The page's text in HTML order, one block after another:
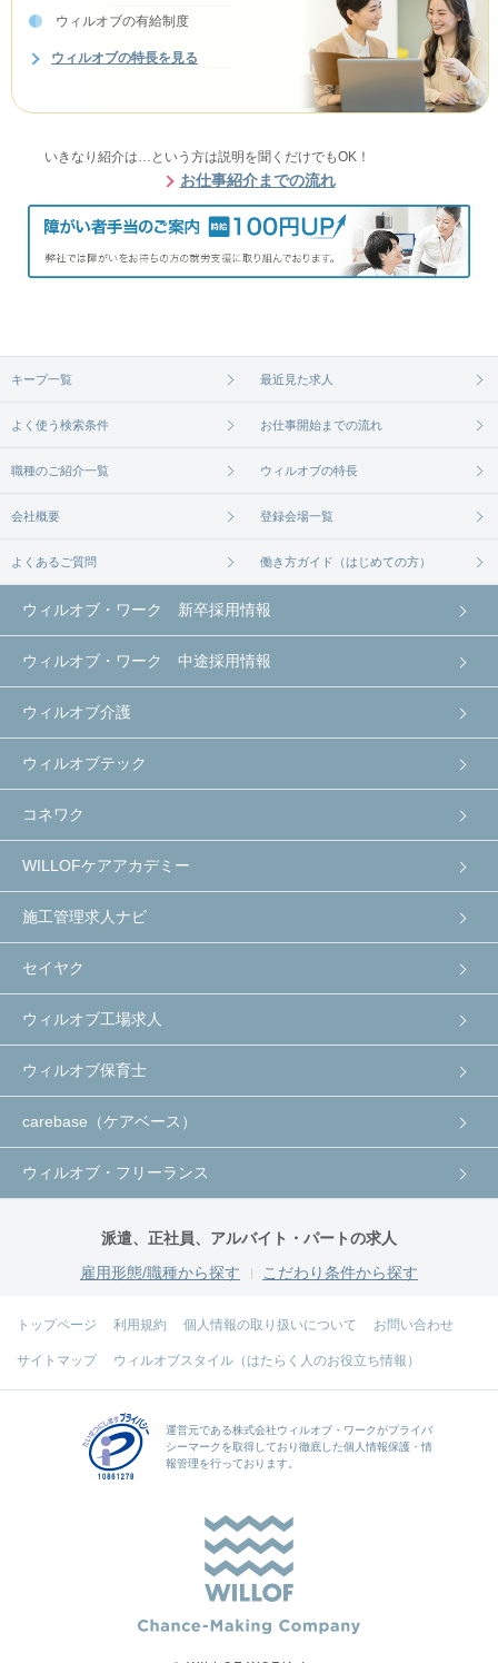
ウィルオブの有給制度
ウィルオブの特長を見る
いきなり紹介は…という方は説明を聞くだけでもOK！
お仕事紹介までの流れ
キープ一覧 最近見た求人
よく使う検索条件 お仕事開始までの流れ
職種のご紹介一覧 ウィルオブの特長
会社概要 登録会場一覧
よくあるご質問 働き方ガイド（はじめての方）
ウィルオブ・ワーク 新卒採用情報
ウィルオブ・ワーク 中途採用情報
ウィルオブ介護
ウィルオブテック
コネワク
WILLOFケアアカデミー
施工管理求人ナビ
セイヤク
ウィルオブ工場求人
ウィルオブ保育士
carebase（ケアベース）
ウィルオブ・フリーランス
派遣、正社員、アルバイト・パートの求人
雇用形態/職種から探す
こだわり条件から探す
トップページ 利用規約 個人情報の取り扱いについて お問い合わせ
サイトマップ ウィルオブスタイル（はたらく人のお役立ち情報）
運営元である株式会社ウィルオブ・ワークがプライバ
シーマークを取得しており徹底した個人情報保護・情
報管理を行っております。